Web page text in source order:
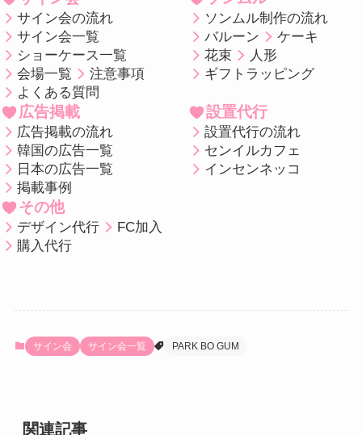
サイン会の流れ
サイン会一覧
ショーケース一覧
会場一覧
注意事項
よくある質問
ソンムル制作の流れ
バルーン
ケーキ
花束
人形
ギフトラッピング
広告掲載
広告掲載の流れ
韓国の広告一覧
日本の広告一覧
掲載事例
設置代行
設置代行の流れ
センイルカフェ
インセンネッコ
その他
デザイン代行
FC加入
購入代行
サイン会 サイン会一覧 PARK BO GUM
関連記事